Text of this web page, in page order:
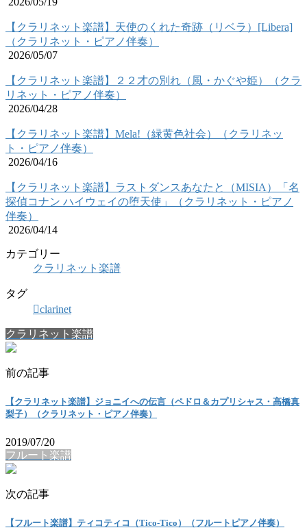
【クラリネット楽譜】天使のくれた奇跡（リベラ）[Libera]
（クラリネット・ピアノ伴奏）
2026/05/07
【クラリネット楽譜】２２才の別れ（風・かぐや姫）（クラ
リネット・ピアノ伴奏）
2026/04/28
【クラリネット楽譜】Mela!（緑黄色社会）（クラリネッ
ト・ピアノ伴奏）
2026/04/16
【クラリネット楽譜】ラストダンスあなたと（MISIA）「名
探偵コナン ハイウェイの堕天使」（クラリネット・ピアノ
伴奏）
2026/04/14
カテゴリー
クラリネット楽譜
タグ
clarinet
クラリネット楽譜
前の記事
【クラリネット楽譜】ジョニイへの伝言（ペドロ＆カプリシャス・高橋真
梨子）（クラリネット・ピアノ伴奏）
2019/07/20
フルート楽譜
次の記事
【フルート楽譜】ティコティコ（Tico-Tico）（フルートピアノ伴奏）